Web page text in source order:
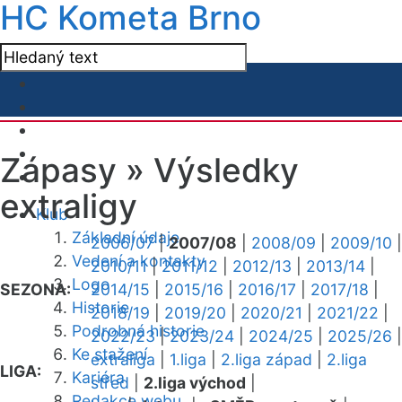
HC Kometa Brno
Klub
Základní údaje
Vedení a kontakty
Logo
Historie
Podrobná historie
Ke stažení
Kariéra
Zápasy » Výsledky
extraligy
SEZONA:
2006/07|2007/08 2008/09 2009/10
2010/11|2011/12 2012/13 2013/14
2014/15
2015/16 2016/17 2017/18
2018/19
2019/20 2020/21 2021/22
2022/23|2023/24 2024/25 2025/26
LIGA:
extraliga 1.liga 2.liga západ
2.liga
střed
2.liga východ